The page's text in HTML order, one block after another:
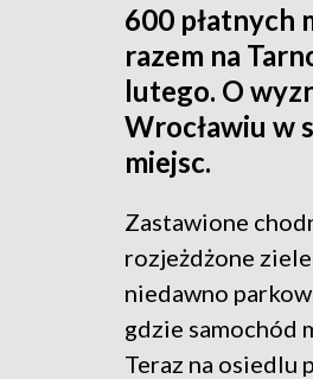
600 płatnych
razem na
lutego. O
Wrocławiu w
miejsc.
Zastawione
rozjeżdżone
niedawno
gdzie samochód
Teraz na osiedlu